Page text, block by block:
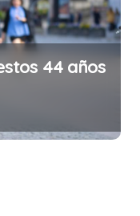
44 años